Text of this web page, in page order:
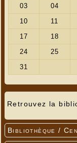
Retrouvez la
Bibliothèque /